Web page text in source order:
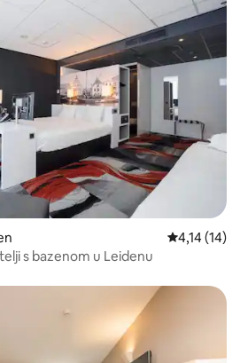
Prosječna
4,14 (14)
s bazenom u Leidenu